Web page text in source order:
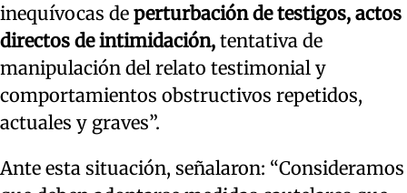
inequívocas de perturbación de testigos, actos
directos de intimidación, tentativa de
manipulación del relato testimonial y
comportamientos obstructivos repetidos,
actuales y graves”.
Ante esta situación, señalaron: “Consideramos